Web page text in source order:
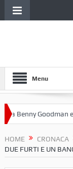
Menu
Benny Goodman ed
HOME CRONACA
DUE FURTI E UN